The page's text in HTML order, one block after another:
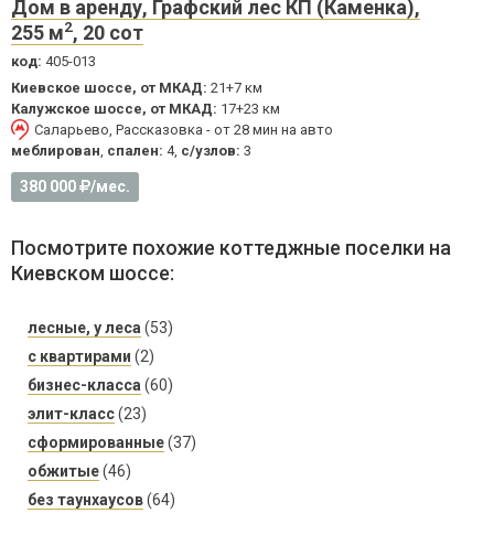
Дом в аренду, Графский лес КП (Каменка),
255 м2, 20 сот
код: 405-013
Киевское шоссе, от МКАД: 21+7 км
Калужское шоссе, от МКАД: 17+23 км
Саларьево, Рассказовка - от 28 мин на авто
меблирован спален: 4, с/узлов: 3
380 000 /мес.
Посмотрите похожие коттеджные поселки на
Киевском шоссе:
лесные, у леса (53)
с квартирами (2)
бизнес-класса (60)
элит-класс(23)
сформированные(37)
обжитые(46)
без таунхаусов(64)